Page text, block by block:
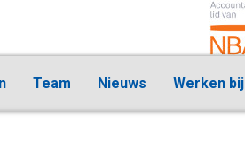
Team Nieuws Werken bij